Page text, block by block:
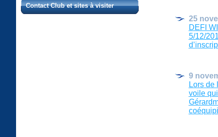
Contact Club et sites à visiter
25
DEFI
5/12/
9
Lors de
voile